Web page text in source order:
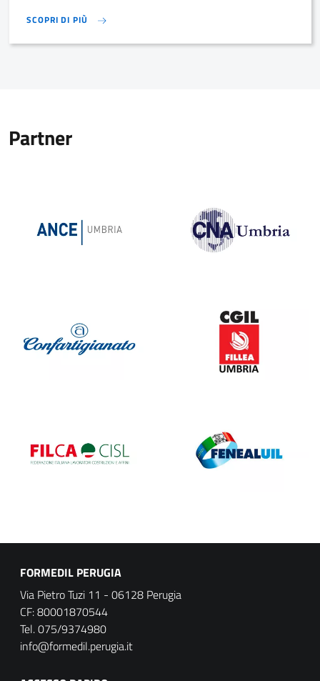
SCOPRI DI PIÙ SCOPRI DI PIÙ
Partner
FORMEDIL PERUGIA
Via Pietro Tuzi 11 - 06128 Perugia
CF: 80001870544
Tel. 075/9374980
info@formedil.perugia.it